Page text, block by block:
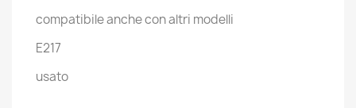
compatibile anche con altri modelli
E217
usato